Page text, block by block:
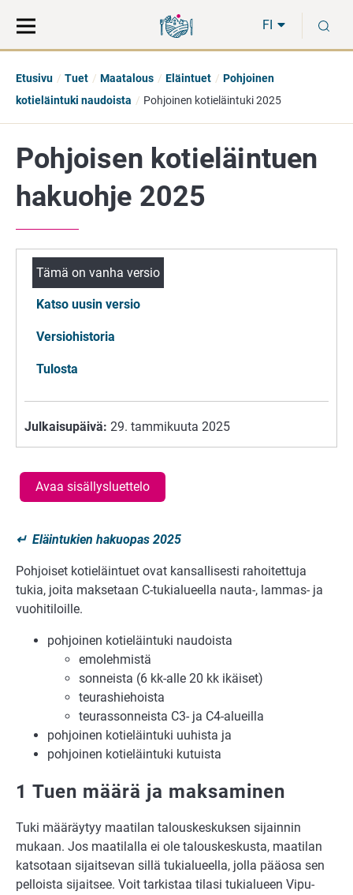
suoraan
sisältöön
koko
sivuston
FI
Etusivu Tuet Maatalous Eläintuet
Pohjoinen
kotieläintuki naudoista
Pohjoinen kotieläintuki 2025
Pohjoisen kotieläintuen
hakuohje 2025
Tämä on vanha versio
Katso uusin versio
Versiohistoria
Tulosta
Julkaisupäivä: 29. tammikuuta 2025
Avaa sisällysluettelo
↵ Eläintukien hakuopas 2025
Pohjoiset kotieläintuet ovat kansallisesti rahoitettuja
tukia, joita maksetaan C-tukialueella nauta-, lammas- ja
vuohitiloille.
pohjoinen kotieläintuki naudoista
emolehmistä
sonneista (6 kk-alle 20 kk ikäiset)
teurashiehoista
teurassonneista C3- ja C4-alueilla
pohjoinen kotieläintuki uuhista ja
pohjoinen kotieläintuki kutuista
1 Tuen määrä ja maksaminen
Tuki määräytyy maatilan talouskeskuksen sijainnin
mukaan. Jos maatilalla ei ole talouskeskusta, maatilan
katsotaan sijaitsevan sillä tukialueella, jolla pääosa sen
pelloista sijaitsee. Voit tarkistaa tilasi tukialueen Vipu-